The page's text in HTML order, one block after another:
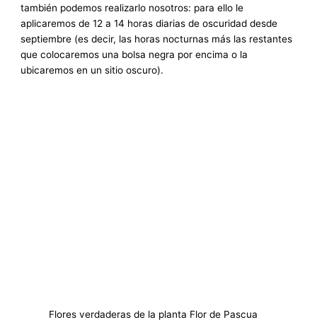
también podemos realizarlo nosotros: para ello le
aplicaremos de 12 a 14 horas diarias de oscuridad desde
septiembre (es decir, las horas nocturnas más las restantes
que colocaremos una bolsa negra por encima o la
ubicaremos en un sitio oscuro).
Flores verdaderas de la planta Flor de Pascua